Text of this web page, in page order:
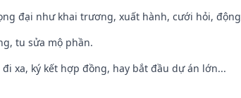
đại như khai trương, xuất hành, cưới hỏi,
tu sửa mộ phần.
xa, ký kết hợp đồng, hay bắt đầu dự án lớn...